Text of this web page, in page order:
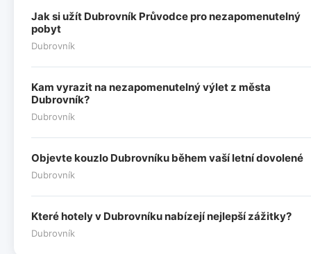
Jak si užít Dubrovník Průvodce pro nezapomenutelný
pobyt
Dubrovník
Kam vyrazit na nezapomenutelný výlet z města
Dubrovník?
Dubrovník
Objevte kouzlo Dubrovníku během vaší letní dovolené
Dubrovník
Které hotely v Dubrovníku nabízejí nejlepší zážitky?
Dubrovník